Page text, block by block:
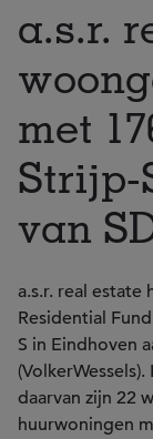
a.s.r.
met
Strijp-
van
a.s.r. real estate
Residential
S in Eindhoven
daarvan zijn 22
huurwoningen